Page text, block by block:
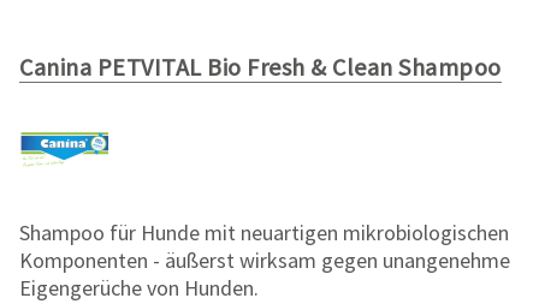
Canina PETVITAL Bio Fresh & Clean Shampoo
Shampoo für Hunde mit neuartigen mikrobiologischen
Komponenten - äußerst wirksam gegen unangenehme
Eigengerüche von Hunden.